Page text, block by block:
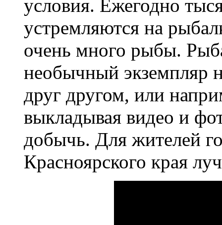
условия. Ежегодно
устремляются на
очень много рыбы.
необычный экземпляр
друг другом, или
выкладывая видео и
добычь. Для жителей
Красноярского края